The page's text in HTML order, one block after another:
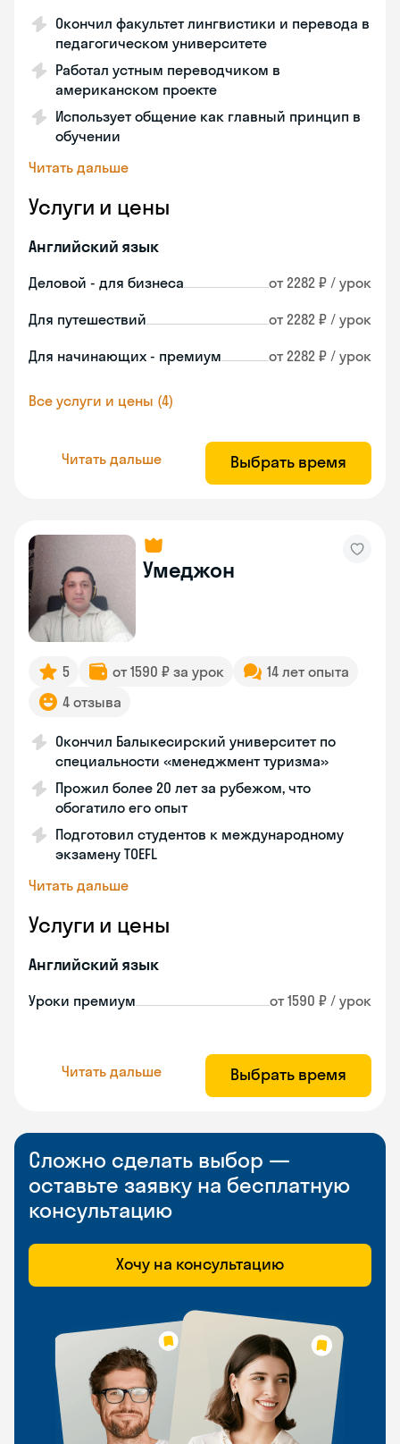
Окончил факультет лингвистики и перевода в
педагогическом университете
Работал устным переводчиком в
американском проекте
Использует общение как главный принцип в
обучении
Читать дальше
Услуги и цены
Английский язык
Деловой - для бизнеса от 2282 ₽ / урок
Для путешествий от 2282 ₽ / урок
Для начинающих - премиум от 2282 ₽ / урок
Все услуги и цены (4)
Читать дальше Выбрать время
Умеджон
5 от 1590 ₽ за урок
14 лет опыта
4 отзыва
Окончил Балыкесирский университет по
специальности «менеджмент туризма»
Прожил более 20 лет за рубежом, что
обогатило его опыт
Подготовил студентов к международному
экзамену TOEFL
Читать дальше
Услуги и цены
Английский язык
Уроки премиум от 1590 ₽ / урок
Читать дальше Выбрать время
Сложно сделать выбор —
оставьте заявку на бесплатную
консультацию
Хочу на консультацию